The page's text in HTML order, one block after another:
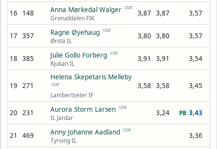
16 148 Anna Mørkedal Walger stat
Groruddalen FIK
3,87 3,87 3,57
17 357 Ragne Øyehaug stat
Ørsta IL
3,80 3,80 3,57
18 385 Julie Gollo Forberg stat
Rjukan IL
3,91 3,91 3,54
19 271
Helena Skepetaris Melleby
stat
Lambertseter IF
3,58 3,58 3,45
20 231 Aurora Storm Larsen stat
IL Jardar
3,24 3,43
PB
21 469 Anny Johanne Aadland stat
Tyrving IL
3,36